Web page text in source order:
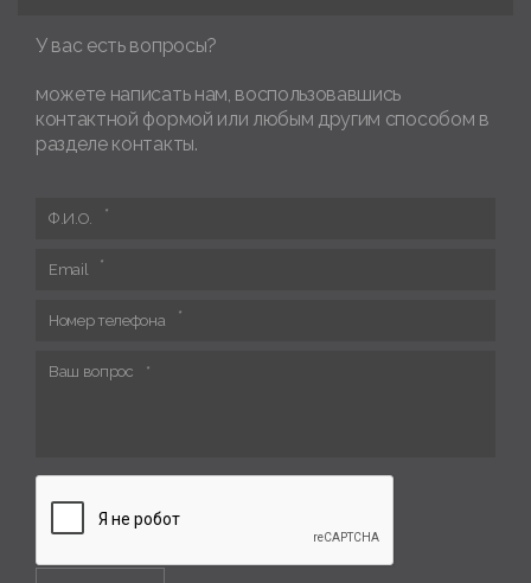
У вас есть вопросы?
можете написать нам, воспользовавшись
контактной формой или любым другим способом в
разделе контакты.
Ф.И.О.
Email
Номер телефона
Ваш вопрос